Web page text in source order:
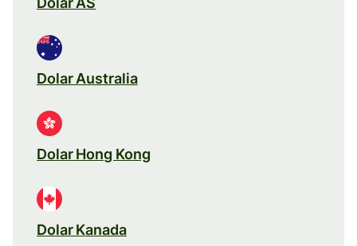
Dolar Australia
Dolar Hong Kong
Dolar Kanada